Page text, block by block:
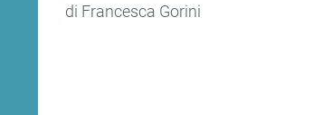
di Francesca Gorini